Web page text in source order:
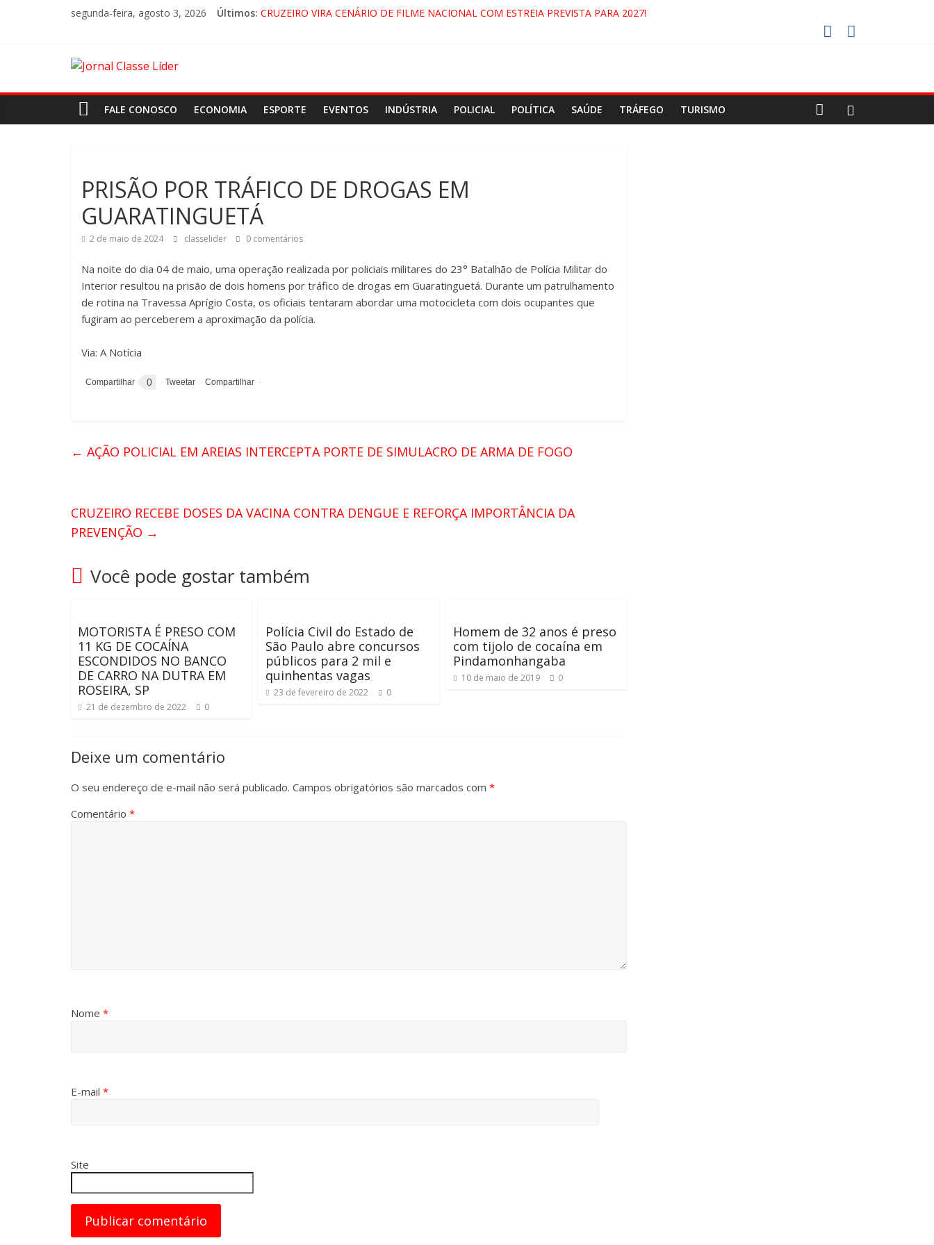
segunda-feira, agosto 3, 2026 Últimos: CRUZEIRO VIRA CENÁRIO DE FILME NACIONAL COM ESTREIA PREVISTA PARA 2027!
FALE CONOSCO ECONOMIA ESPORTE EVENTOS INDÚSTRIA POLICIAL POLÍTICA SAÚDE TRÁFEGO TURISMO
PRISÃO POR TRÁFICO DE DROGAS EM
GUARATINGUETÁ
2 de maio de 2024 classelider 0 comentários
Na noite do dia 04 de maio, uma operação realizada por policiais militares do 23° Batalhão de Polícia Militar do
Interior resultou na prisão de dois homens por tráfico de drogas em Guaratinguetá. Durante um patrulhamento
de rotina na Travessa Aprígio Costa, os oficiais tentaram abordar uma motocicleta com dois ocupantes que
fugiram ao perceberem a aproximação da polícia.
Via: A Notícia
0
← AÇÃO POLICIAL EM AREIAS INTERCEPTA PORTE DE SIMULACRO DE ARMA DE FOGO
CRUZEIRO RECEBE DOSES DA VACINA CONTRA DENGUE E REFORÇA IMPORTÂNCIA DA
PREVENÇÃO →
Você pode gostar também
MOTORISTA É PRESO COM
11 KG DE COCAÍNA
ESCONDIDOS NO BANCO
DE CARRO NA DUTRA EM
ROSEIRA, SP
21 de dezembro de 2022 0
Polícia Civil do Estado de
São Paulo abre concursos
públicos para 2 mil e
quinhentas vagas
23 de fevereiro de 2022 0
Homem de 32 anos é preso
com tijolo de cocaína em
Pindamonhangaba
10 de maio de 2019 0
Deixe um comentário
O seu endereço de e-mail não será publicado. Campos obrigatórios são marcados com *
Comentário *
Nome *
E-mail *
Site